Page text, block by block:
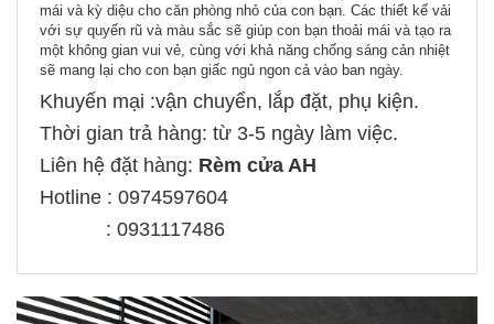
mái và kỳ diệu cho căn phòng nhỏ của con bạn. Các thiết kế vải
với sự quyến rũ và màu sắc sẽ giúp con bạn thoải mái và tạo ra
một không gian vui vẻ, cùng với khả năng chống sáng cản nhiệt
sẽ mang lại cho con bạn giấc ngủ ngon cả vào ban ngày.
Khuyến mại :vận chuyển, lắp đặt, phụ kiện.
Thời gian trả hàng: từ 3-5 ngày làm việc.
Liên hệ đặt hàng: Rèm cửa AH
Hotline : 0974597604
: 0931117486